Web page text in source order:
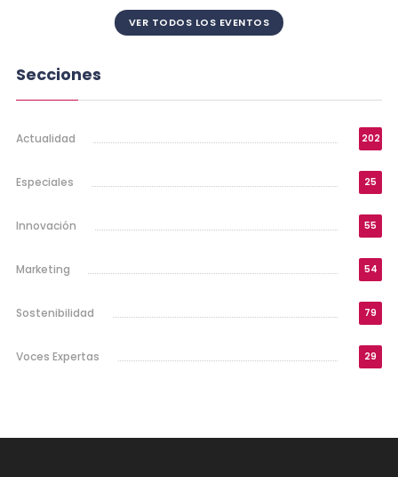
VER TODOS LOS EVENTOS
Secciones
Actualidad 202
Especiales 25
Innovación 55
Marketing 54
Sostenibilidad 79
Voces Expertas 29